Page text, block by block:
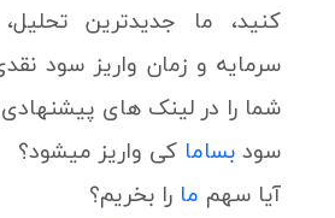
کنید، ما جدیدترین
سرمایه و زمان واریز سود
شما را در لینک های پیشنهادی
سودبساما کی واریز میشود؟
آیا سهم ما را بخریم؟